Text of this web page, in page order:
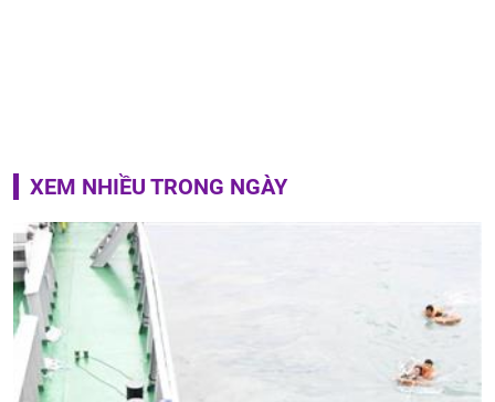
XEM NHIỀU TRONG NGÀY